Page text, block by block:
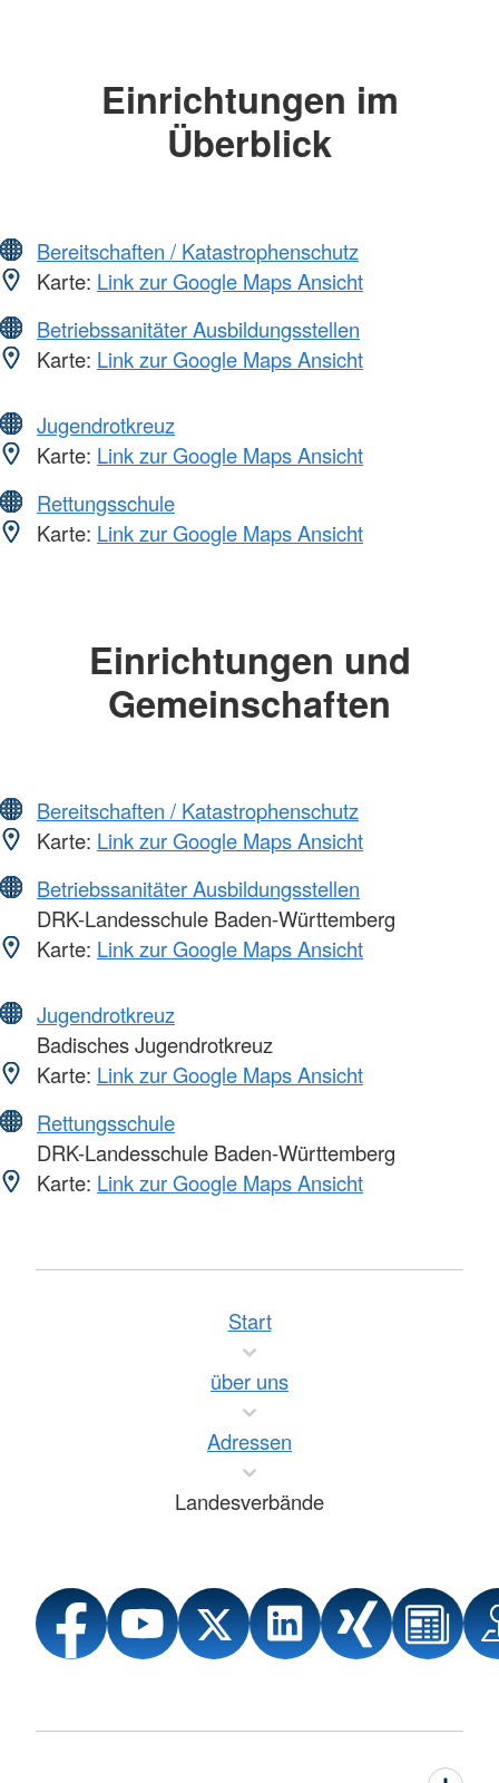
Einrichtungen im
Überblick
Bereitschaften / Katastrophenschutz
Karte: Link zur Google Maps Ansicht
Betriebssanitäter Ausbildungsstellen
Karte: Link zur Google Maps Ansicht
Jugendrotkreuz
Karte: Link zur Google Maps Ansicht
Rettungsschule
Karte: Link zur Google Maps Ansicht
Einrichtungen und
Gemeinschaften
Bereitschaften / Katastrophenschutz
Karte: Link zur Google Maps Ansicht
Betriebssanitäter Ausbildungsstellen
DRK-Landesschule Baden-Württemberg
Karte: Link zur Google Maps Ansicht
Jugendrotkreuz
Badisches Jugendrotkreuz
Karte: Link zur Google Maps Ansicht
Rettungsschule
DRK-Landesschule Baden-Württemberg
Karte: Link zur Google Maps Ansicht
Start
über uns
Adressen
Landesverbände